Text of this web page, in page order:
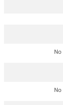
No
No